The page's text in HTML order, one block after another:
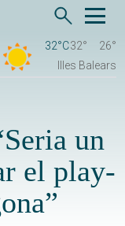
32°C32°
26°
Illes Balears
un
el play-